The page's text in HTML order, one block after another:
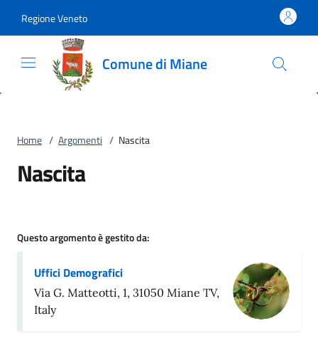
Regione Veneto
Comune di Miane
Home / Argomenti / Nascita
Nascita
Questo argomento è gestito da:
Uffici Demografici
Via G. Matteotti, 1, 31050 Miane TV,
Italy